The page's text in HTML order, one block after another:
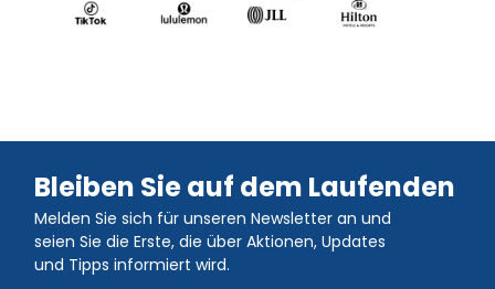
Bleiben Sie auf dem Laufenden
Melden Sie sich für unseren Newsletter an und
seien Sie die Erste, die über Aktionen, Updates
und Tipps informiert wird.